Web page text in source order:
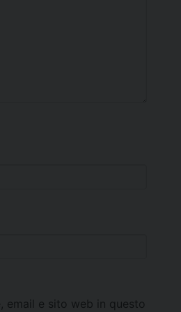
email e sito web in questo